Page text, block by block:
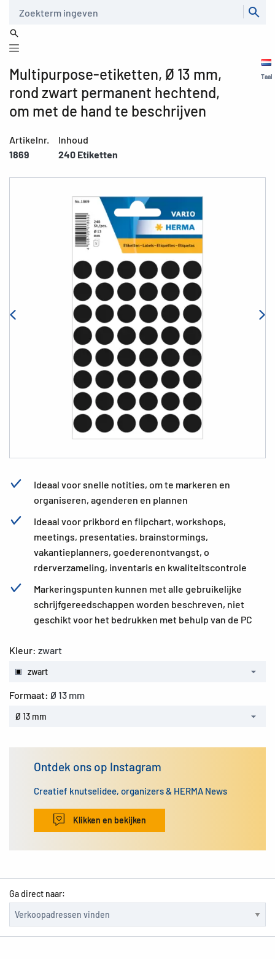
Taal
Multipurpose-etiketten, Ø 13 mm,
rond zwart permanent hechtend,
om met de hand te beschrijven
Artikelnr.
1869
Inhoud
240 Etiketten
Ideaal voor snelle notities, om te markeren en
organiseren, agenderen en plannen
Ideaal voor prikbord en flipchart, workshops,
meetings, presentaties, brainstormings,
vakantieplanners, goederenontvangst, o
rderverzameling, inventaris en kwaliteitscontrole
Markeringspunten kunnen met alle gebruikelijke
schrijfgereedschappen worden beschreven, niet
geschikt voor het bedrukken met behulp van de PC
Kleur: zwart
zwart
Formaat: Ø 13 mm
Ø 13 mm
Ontdek ons op Instagram
Creatief knutselidee, organizers & HERMA News
Klikken en bekijken
Ga direct naar: